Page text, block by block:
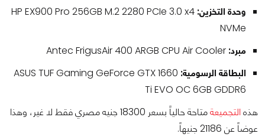
وحدة التخزين: HP EX900 Pro 256GB M.2 2280 PCIe 3.0 x4
NVMe
مبرد: Antec FrigusAir 400 ARGB CPU Air Cooler
البطاقة الرسومية: ASUS TUF Gaming GeForce GTX 1660
Ti EVO OC 6GB GDDR6
هذهالتجميعة
متاحة حالياً بسعر 18300 جنيه مصري فقط لا غير، وهذا
عوضاً عن 21186 جنيهاً.